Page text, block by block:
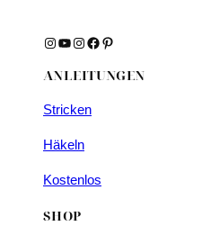
Instagram YouTube Instagram Facebook Pinterest
ANLEITUNGEN
Stricken
Häkeln
Kostenlos
SHOP